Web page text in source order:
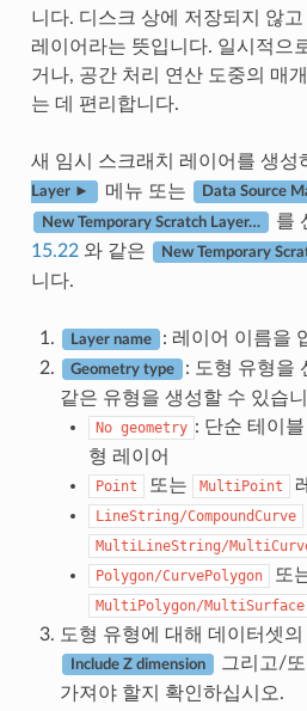
니다. 디스크 상에 저장되지 않
레이어라는 뜻입니다. 일시적으
거나, 공간 처리 연산 도중의 매
는 데 편리합니다.
새 임시 스크래치 레이어를 생성
Layer ► 메뉴 또는 Data Source
New Temporary Scratch Layer… 를
15.22와 같은 New Temporary
니다.
Layer name : 레이어 이름을
Geometry type
: 도형 유형을
같은 유형을 생성할 수 있습
No geometry : 단순 테이
형 레이어
Point 또는 MultiPoint
LineString/CompoundCurve
MultiLineString/
Polygon/CurvePolygon 또
MultiPolygon/MultiSurface
도형 유형에 대해 데이터셋
Include Z dimension 그리고/
가져야 할지 확인하십시오.